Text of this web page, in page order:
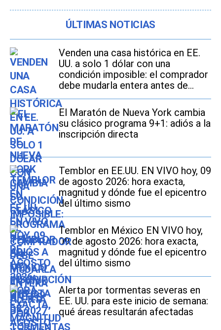
ÚLTIMAS NOTICIAS
Venden una casa histórica en EE.
UU. a solo 1 dólar con una
condición imposible: el comprador
debe mudarla entera antes de
2027
El Maratón de Nueva York cambia
su clásico programa 9+1: adiós a la
inscripción directa
Temblor en EE.UU. EN VIVO hoy, 09
de agosto 2026: hora exacta,
magnitud y dónde fue el epicentro
del último sismo
Temblor en México EN VIVO hoy,
09 de agosto 2026: hora exacta,
magnitud y dónde fue el epicentro
del último sismo
Alerta por tormentas severas en
EE. UU. para este inicio de semana:
qué áreas resultarán afectadas